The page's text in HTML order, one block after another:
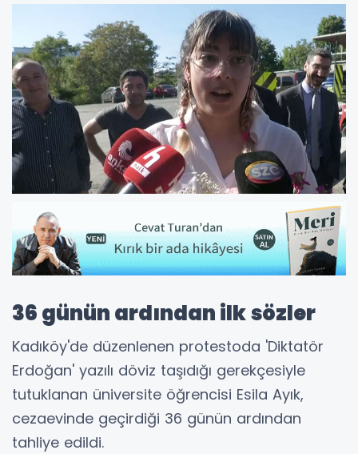
36 günün ardından ilk sözler
Kadıköy'de düzenlenen protestoda 'Diktatör
Erdoğan' yazılı döviz taşıdığı gerekçesiyle
tutuklanan üniversite öğrencisi Esila Ayık,
cezaevinde geçirdiği 36 günün ardından
tahliye edildi.